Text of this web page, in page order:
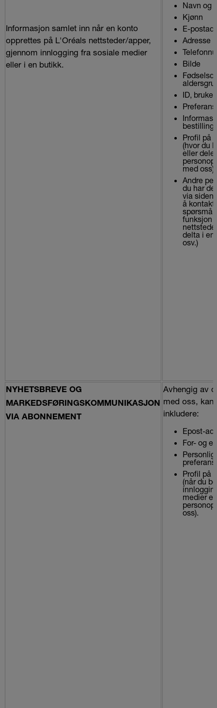
Informasjon samlet inn når en konto
opprettes på L'Oréals nettsteder/apper,
gjennom innlogging fra sosiale medier
eller i en butikk.
Navn og
Kjønn
E-
Adresse
Bilde
ID,
bestilling
Profil på
(hvor du
eller deler
med oss)
Andre
du har
via siden
å
funksjon
delta i en
osv.)
NYHETSBREVE OG
MARKEDSFØRINGSKOMMUNIKASJON
VIA ABONNEMENT
Avhengig av
med oss, kan
inkludere:
Epost-
For- og
Profil på
(når du
medier
oss).